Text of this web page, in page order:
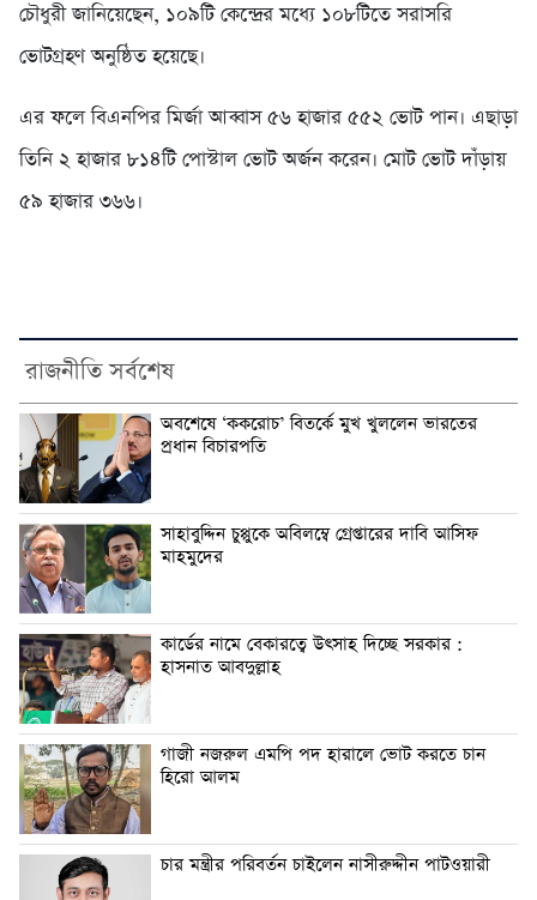
চৌধুরী জানিয়েছেন, ১০৯টি কেন্দ্রের মধ্যে ১০৮টিতে সরাসরি
ভোটগ্রহণ অনুষ্ঠিত হয়েছে।
এর ফলে বিএনপির মির্জা আব্বাস ৫৬ হাজার ৫৫২ ভোট পান। এছাড়া
তিনি ২ হাজার ৮১৪টি পোস্টাল ভোট অর্জন করেন। মোট ভোট দাঁড়ায়
৫৯ হাজার ৩৬৬।
রাজনীতি সর্বশেষ
অবশেষে ‘ককরোচ’ বিতর্কে মুখ খুললেন ভারতের
প্রধান বিচারপতি
সাহাবুদ্দিন চুপ্পুকে অবিলম্বে গ্রেপ্তারের দাবি আসিফ
মাহমুদের
কার্ডের নামে বেকারত্বে উৎসাহ দিচ্ছে সরকার :
হাসনাত আবদুল্লাহ
গাজী নজরুল এমপি পদ হারালে ভোট করতে চান
হিরো আলম
চার মন্ত্রীর পরিবর্তন চাইলেন নাসীরুদ্দীন পাটওয়ারী